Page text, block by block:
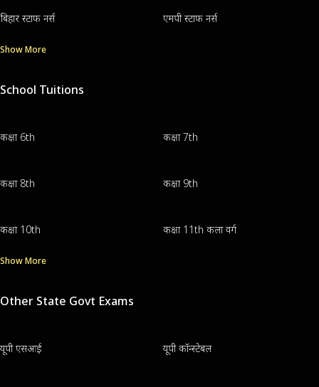
बिहार स्टाफ नर्स एमपी स्टाफ नर्स
Show More
School Tuitions
कक्षा 6th कक्षा 7th
कक्षा 8th कक्षा 9th
कक्षा 10th कक्षा 11th कला वर्ग
Show More
Other State Govt Exams
यूपी एसआई यूपी कॉन्स्टेबल